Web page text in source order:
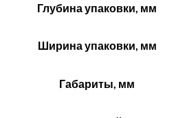
Глубина упаковки, мм
Ширина упаковки, мм
Габариты, мм